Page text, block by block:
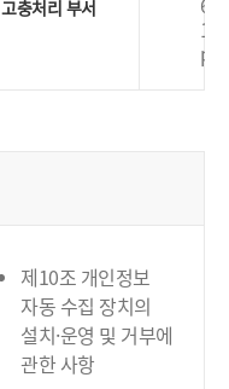
고충처리 부서
제10조 개인정보
자동 수집 장치의
설치·운영 및 거부에
관한 사항